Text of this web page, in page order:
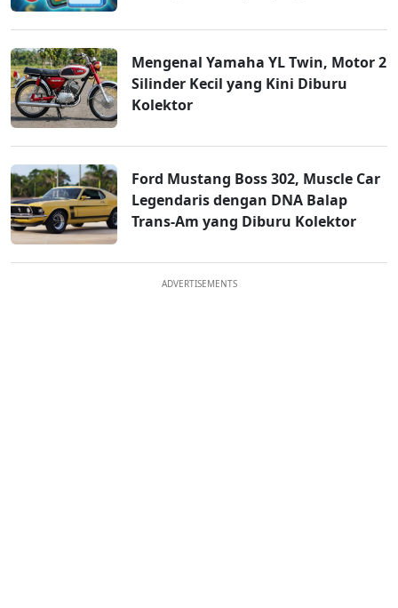
Mengenal Yamaha YL Twin, Motor 2
Silinder Kecil yang Kini Diburu
Kolektor
Ford Mustang Boss 302, Muscle Car
Legendaris dengan DNA Balap
Trans-Am yang Diburu Kolektor
ADVERTISEMENTS